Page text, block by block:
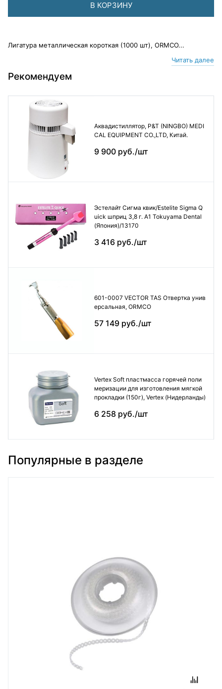
В КОРЗИНУ
Лигатура металлическая короткая (1000 шт), ORMCO...
Читать далее
Рекомендуем
Аквадистиллятор, P&T (NINGBO) MEDI
CAL EQUIPMENT CO.,LTD, Китай.
9 900 руб./шт
Эстелайт Сигма квик/Estelite Sigma Q
uick шприц 3,8 г. А1 Tokuyama Dental
(Япония)/13170
3 416 руб./шт
601-0007 VECTOR TAS Отвертка унив
ерсальная, ORMCO
57 149 руб./шт
Vertex Soft пластмасса горячей поли
меризации для изготовления мягкой
прокладки (150г), Vertex (Нидерланды)
6 258 руб./шт
Популярные в разделе